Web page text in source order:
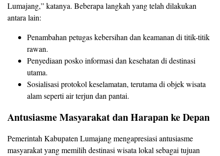
Lumajang,” katanya. Beberapa langkah yang telah dilakukan
antara lain:
Penambahan petugas kebersihan dan keamanan di titik-titik
rawan.
Penyediaan posko informasi dan kesehatan di destinasi
utama.
Sosialisasi protokol keselamatan, terutama di objek wisata
alam seperti air terjun dan pantai.
Antusiasme Masyarakat dan Harapan ke Depan
Pemerintah Kabupaten Lumajang mengapresiasi antusiasme
masyarakat yang memilih destinasi wisata lokal sebagai tujuan